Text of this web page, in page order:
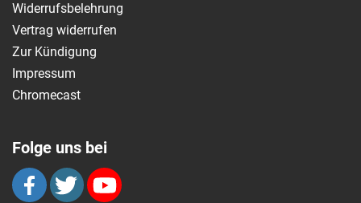
Widerrufsbelehrung
Vertrag widerrufen
Zur Kündigung
Impressum
Chromecast
Folge uns bei